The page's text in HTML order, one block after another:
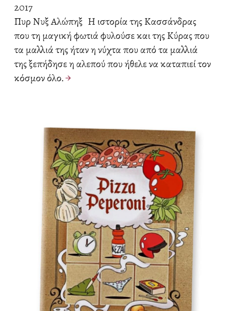
2017
Πυρ Νυξ Αλώπηξ Η ιστορία της Κασσάνδρας
που τη μαγική φωτιά φυλούσε και της Κύρας που
τα μαλλιά της ήταν η νύχτα που από τα μαλλιά
της ξεπήδησε η αλεπού που ήθελε να καταπιεί τον
κόσμον όλο.